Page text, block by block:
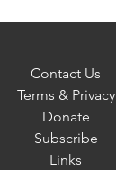
Contact Us
Terms & Privacy
Donate
Subscribe
Links